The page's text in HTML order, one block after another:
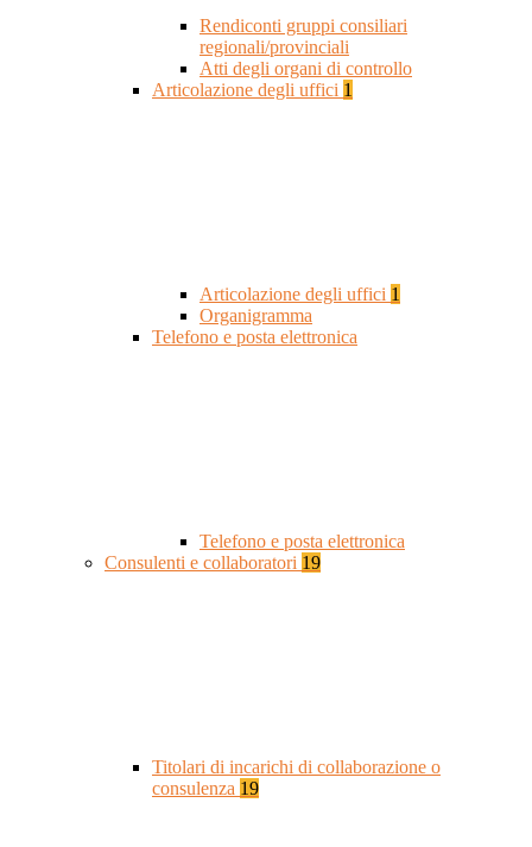
Rendiconti gruppi consiliari
regionali/provinciali
Atti degli organi di controllo
Articolazione degli uffici 1
Articolazione degli uffici 1
Organigramma
Telefono e posta elettronica
Telefono e posta elettronica
Consulenti e collaboratori 19
Titolari di incarichi di collaborazione o
consulenza 19